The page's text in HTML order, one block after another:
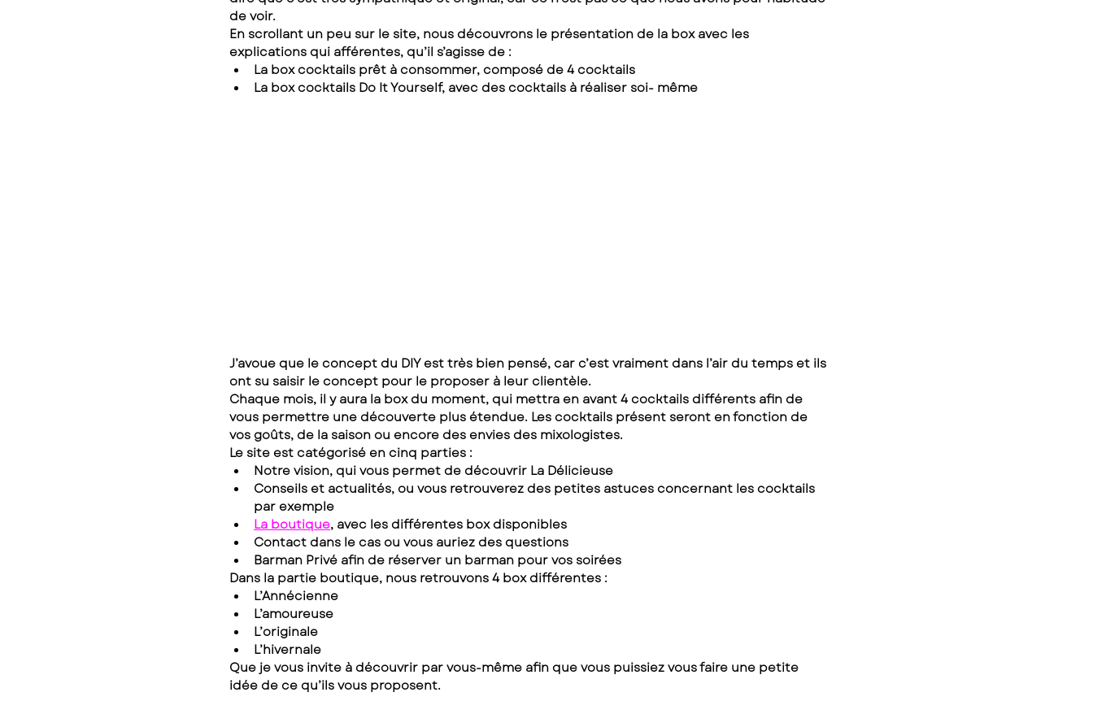
de voir.
En scrollant un peu sur le site, nous découvrons le présentation de la box avec les
explications qui afférentes, qu’il s’agisse de :
La box cocktails prêt à consommer, composé de 4 cocktails
La box cocktails Do It Yourself, avec des cocktails à réaliser soi- même
J’avoue que le concept du DIY est très bien pensé, car c’est vraiment dans l’air du temps et ils
ont su saisir le concept pour le proposer à leur clientèle.
Chaque mois, il y aura la box du moment, qui mettra en avant 4 cocktails différents afin de
vous permettre une découverte plus étendue. Les cocktails présent seront en fonction de
vos goûts, de la saison ou encore des envies des mixologistes.
Le site est catégorisé en cinq parties :
Notre vision, qui vous permet de découvrir La Délicieuse
Conseils et actualités, ou vous retrouverez des petites astuces concernant les cocktails
par exemple
La boutique, avec les différentes box disponibles
Contact dans le cas ou vous auriez des questions
Barman Privé afin de réserver un barman pour vos soirées
Dans la partie boutique, nous retrouvons 4 box différentes :
L’Annécienne
L’amoureuse
L’originale
L’hivernale
Que je vous invite à découvrir par vous-même afin que vous puissiez vous faire une petite
idée de ce qu’ils vous proposent.